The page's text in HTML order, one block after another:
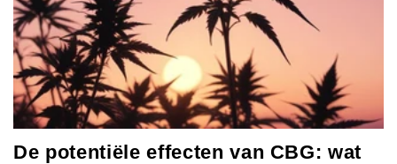
De potentiële effecten van CBG: wat